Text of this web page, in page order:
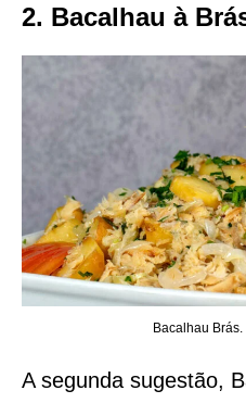
2. Bacalhau à
Bacalhau
A segunda sugestão,